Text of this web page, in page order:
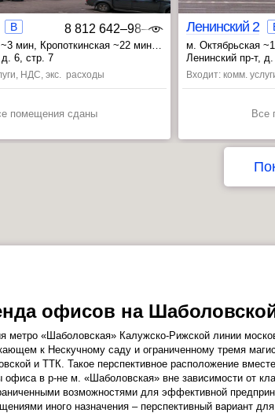
B 8 812 642‒98‒46
мин, Кропоткинская ~22 мин
д. 6, стр. 7
НДС, экс. расходы
помещения сданы
Ленинский 2
м. Октябрьская
, Добрынинская ~8
Ленинский пр-т,
Входит: комм.
Все
офисов на
метро «Шаболовская» Калужско-Рижской линии
к Нескучному саду и ограниченному тремя
и ТТК. Такое перспективное расположение
офиса в р-не м. «Шаболовская» вне зависимости от
возможностями для эффективной
иного назначения – перспективный вариант